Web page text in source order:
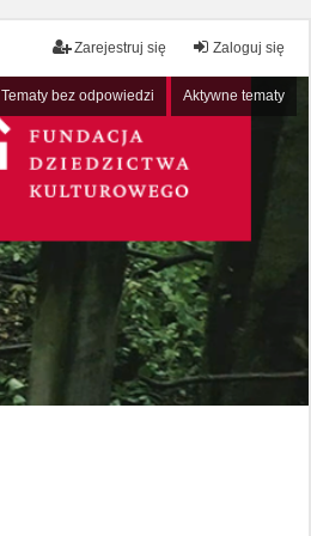
Zaloguj się
Zarejestruj się
Tematy bez odpowiedzi Aktywne tematy